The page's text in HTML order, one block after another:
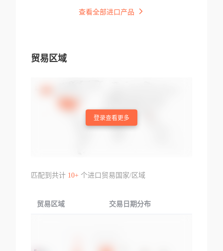
查看全部进口产品
贸易区域
登录查看更多
匹配到共计 10+个进口贸易国家/区域
贸易区域 交易日期分布